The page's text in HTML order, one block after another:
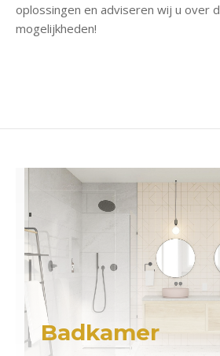
oplossingen en adviseren wij u over
mogelijkheden!
Badkamer